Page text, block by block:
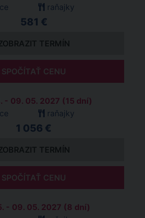
raňajky
581 €
TERMÍN
SPOČÍTAŤ CENU
- 09. 05. 2027 (15 dní)
raňajky
1 056 €
TERMÍN
SPOČÍTAŤ CENU
- 09. 05. 2027 (8 dní)